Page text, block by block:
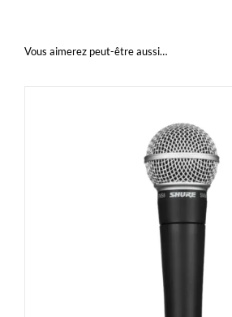
Vous aimerez peut-être aussi…